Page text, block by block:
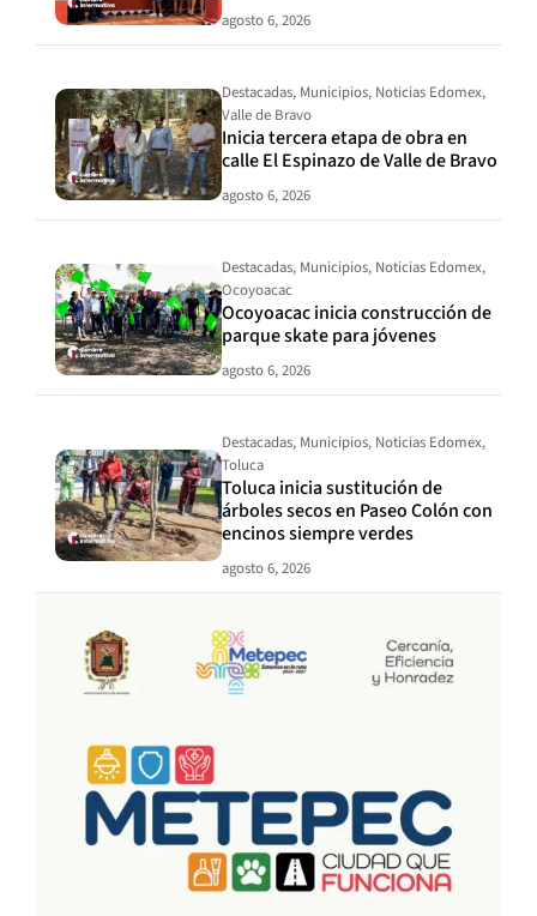
agosto 6, 2026
Destacadas, Municipios, Noticias Edomex,
Valle de Bravo
Inicia tercera etapa de obra en
calle El Espinazo de Valle de Bravo
agosto 6, 2026
Destacadas, Municipios, Noticias Edomex,
Ocoyoacac
Ocoyoacac inicia construcción de
parque skate para jóvenes
agosto 6, 2026
Destacadas, Municipios, Noticias Edomex,
Toluca
Toluca inicia sustitución de
árboles secos en Paseo Colón con
encinos siempre verdes
agosto 6, 2026